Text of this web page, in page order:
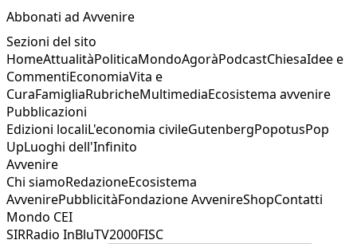
Abbonati ad Avvenire
Sezioni del sito
HomeAttualitàPoliticaMondoAgoràPodcastChiesaIdee e
CommentiEconomiaVita e
CuraFamigliaRubricheMultimediaEcosistema avvenire
Pubblicazioni
Edizioni localiL'economia civileGutenbergPopotusPop
UpLuoghi dell'Infinito
Avvenire
Chi siamoRedazioneEcosistema
AvvenirePubblicitàFondazione AvvenireShopContatti
Mondo CEI
SIRRadio InBluTV2000FISC